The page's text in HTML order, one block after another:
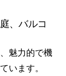
、バルコ
魅力的で機
います。